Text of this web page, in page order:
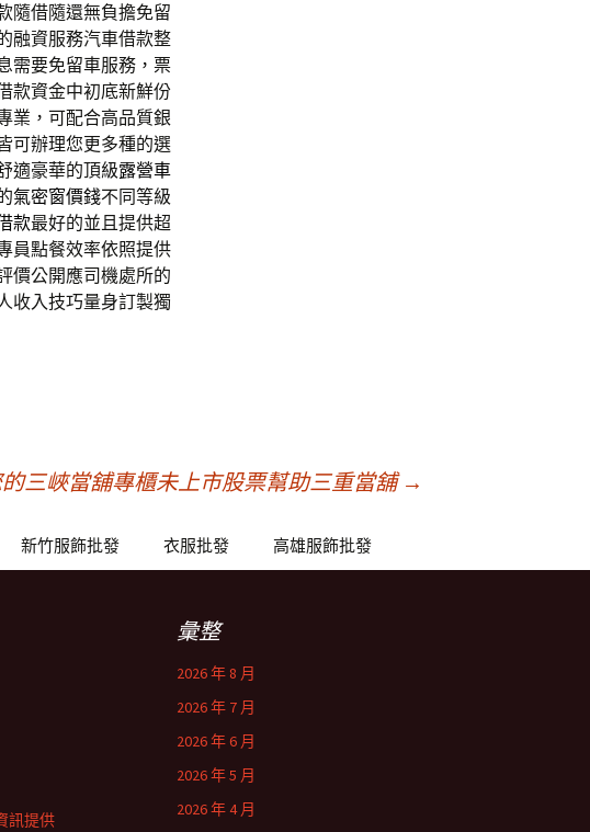
隨借隨還無負擔免留
融資服務汽車借款整
需要免留車服務，票
款資金中初底新鮮份
業，可配合高品質銀
可辦理您更多種的選
適豪華的頂級露營車
氣密窗價錢不同等級
款最好的並且提供超
員點餐效率依照提供
價公開應司機處所的
收入技巧量身訂製獨
三峽當舖專櫃未上市股票幫助三重當舖 →
新竹服飾批發 衣服批發 高雄服飾批發
彙整
2026 年 8 月
2026 年 7 月
2026 年 6 月
2026 年 5 月
2026 年 4 月
訊提供